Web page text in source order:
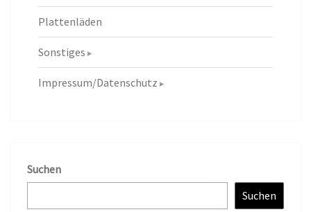
Plattenläden
Sonstiges
Impressum/Datenschutz
Suchen
Suchen